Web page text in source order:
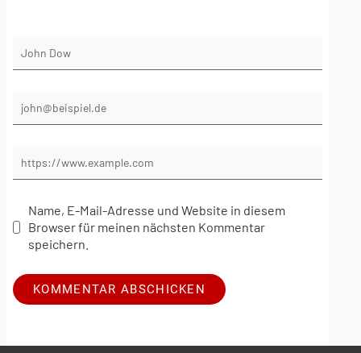
Name, E-Mail-Adresse und Website in diesem
Browser für meinen nächsten Kommentar
speichern.